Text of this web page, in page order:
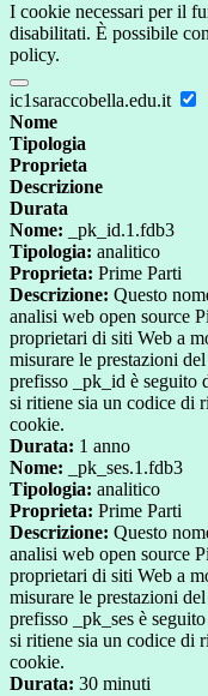
I cookie necessari per il
disabilitati. È possibile
policy.
ic1saraccobella.edu.it
Nome
Tipologia
Proprieta
Descrizione
Durata
Nome: _pk_id.1.fdb3
Tipologia: analitico
Proprieta: Prime Parti
Descrizione: Questo
analisi web open source
proprietari di siti Web a
misurare le prestazioni
prefisso _pk_id è seguito
si ritiene sia un codice di
cookie.
Durata: 1 anno
Nome: _pk_ses.1.fdb3
Tipologia: analitico
Proprieta: Prime Parti
Descrizione: Questo
analisi web open source
proprietari di siti Web a
misurare le prestazioni
prefisso _pk_ses è
si ritiene sia un codice di
cookie.
Durata: 30 minuti